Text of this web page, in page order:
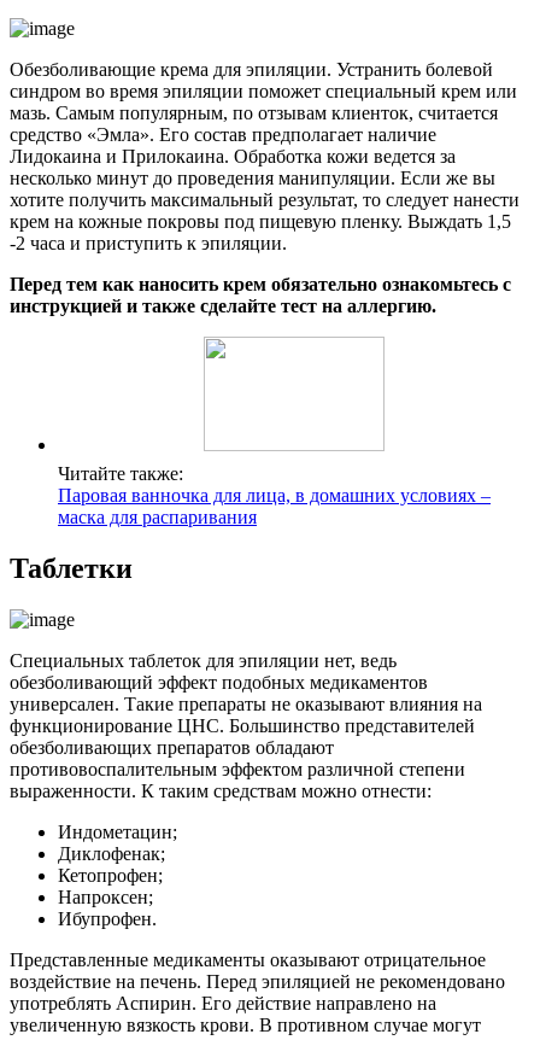
Обезболивающие крема для эпиляции. Устранить болевой
синдром во время эпиляции поможет специальный крем или
мазь. Самым популярным, по отзывам клиенток, считается
средство «Эмла». Его состав предполагает наличие
Лидокаина и Прилокаина. Обработка кожи ведется за
несколько минут до проведения манипуляции. Если же вы
хотите получить максимальный результат, то следует нанести
крем на кожные покровы под пищевую пленку. Выждать 1,5
-2 часа и приступить к эпиляции.
Перед тем как наносить крем обязательно ознакомьтесь с
инструкцией и также сделайте тест на аллергию.
Читайте также:
Паровая ванночка для лица, в домашних условиях –
маска для распаривания
Таблетки
Специальных таблеток для эпиляции нет, ведь
обезболивающий эффект подобных медикаментов
универсален. Такие препараты не оказывают влияния на
функционирование ЦНС. Большинство представителей
обезболивающих препаратов обладают
противовоспалительным эффектом различной степени
выраженности. К таким средствам можно отнести:
Индометацин;
Диклофенак;
Кетопрофен;
Напроксен;
Ибупрофен.
Представленные медикаменты оказывают отрицательное
воздействие на печень. Перед эпиляцией не рекомендовано
употреблять Аспирин. Его действие направлено на
увеличенную вязкость крови. В противном случае могут